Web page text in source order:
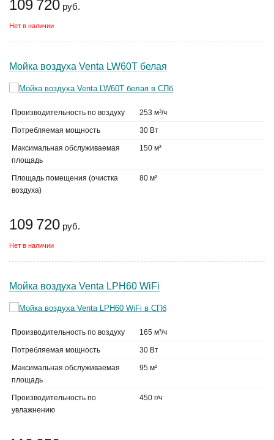
109 720 руб.
Нет в наличии
Мойка воздуха Venta LW60T белая
Производительность по воздуху 253 м³/ч
Потребляемая мощность 30 Вт
Максимальная обслуживаемая
площадь
150 м²
Площадь помещения (очистка
воздуха)
80 м²
109 720 руб.
Нет в наличии
Мойка воздуха Venta LPH60 WiFi
Производительность по воздуху 165 м³/ч
Потребляемая мощность 30 Вт
Максимальная обслуживаемая
площадь
95 м²
Производительность по
увлажнению
450 г/ч